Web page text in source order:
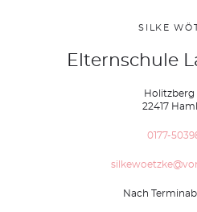
SILKE
Elternschule
Holitzberg
22417
0177-
Nach